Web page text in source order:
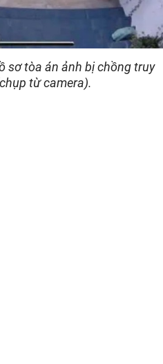
sơ tòa án ảnh bị chồng truy
từ camera).